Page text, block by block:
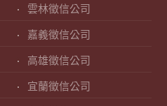
雲林徵信公司
嘉義徵信公司
高雄徵信公司
宜蘭徵信公司